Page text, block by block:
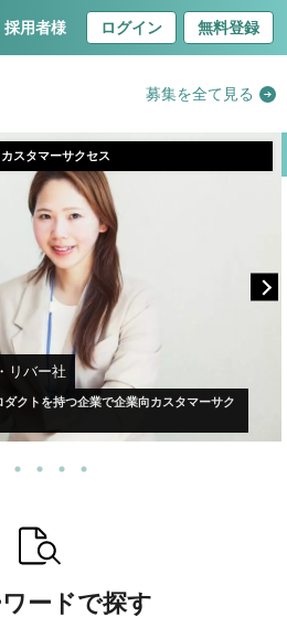
採用者様 ログイン 無料登録
募集を全て見る
リバー社
ダクトを持つ企業で企業向カスタマーサク
カスタマーサクセス
ードで探す